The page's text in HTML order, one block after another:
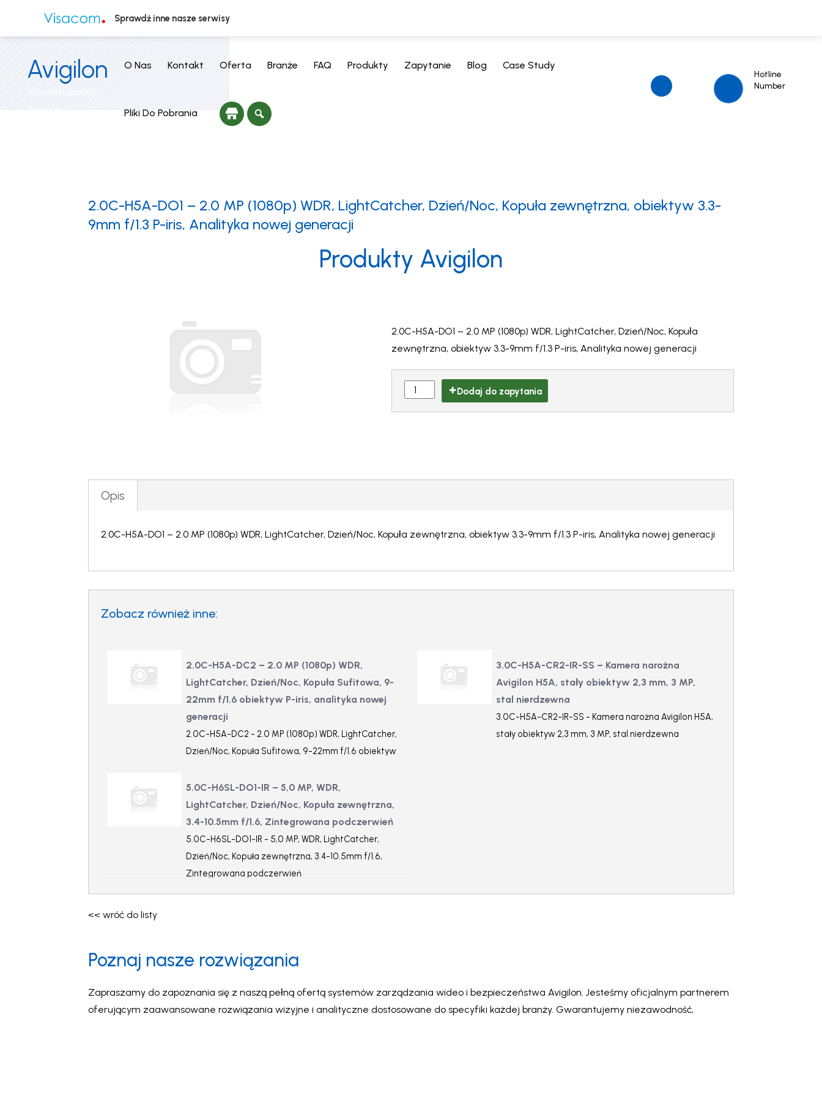
Avigilon
Visacom partner
Avigilon
O Nas Kontakt Oferta Branże FAQ Produkty Zapytanie Blog Case Study
Pliki Do Pobrania
Hotline
Number
2.0C-H5A-DO1 – 2.0 MP (1080p) WDR, LightCatcher, Dzień/Noc, Kopuła zewnętrzna, obiektyw 3.3-
9mm f/1.3 P-iris, Analityka nowej generacji
Produkty Avigilon
2.0C-H5A-DO1 – 2.0 MP (1080p) WDR, LightCatcher, Dzień/Noc, Kopuła
zewnętrzna, obiektyw 3.3-9mm f/1.3 P-iris, Analityka nowej generacji
Dodaj do zapytania
Opis
2.0C-H5A-DO1 – 2.0 MP (1080p) WDR, LightCatcher, Dzień/Noc, Kopuła zewnętrzna, obiektyw 3.3-9mm f/1.3 P-iris, Analityka nowej generacji
Zobacz również inne:
2.0C-H5A-DC2 – 2.0 MP (1080p) WDR,
LightCatcher, Dzień/Noc, Kopuła Sufitowa, 9-
22mm f/1.6 obiektyw P-iris, analityka nowej
generacji
2.0C-H5A-DC2 - 2.0 MP (1080p) WDR, LightCatcher,
Dzień/Noc, Kopuła Sufitowa, 9-22mm f/1.6 obiektyw
3.0C-H5A-CR2-IR-SS – Kamera narożna
Avigilon H5A, stały obiektyw 2,3 mm, 3 MP,
stal nierdzewna
3.0C-H5A-CR2-IR-SS - Kamera narożna Avigilon H5A,
stały obiektyw 2,3 mm, 3 MP, stal nierdzewna
5.0C-H6SL-DO1-IR – 5,0 MP, WDR,
LightCatcher, Dzień/Noc, Kopuła zewnętrzna,
3.4-10.5mm f/1.6, Zintegrowana podczerwień
5.0C-H6SL-DO1-IR - 5,0 MP, WDR, LightCatcher,
Dzień/Noc, Kopuła zewnętrzna, 3.4-10.5mm f/1.6,
Zintegrowana podczerwień
<< wróć do listy
Poznaj nasze rozwiązania
Zapraszamy do zapoznania się z naszą pełną ofertą systemów zarządzania wideo i bezpieczeństwa Avigilon. Jesteśmy oficjalnym partnerem
oferującym zaawansowane rozwiązania wizyjne i analityczne dostosowane do specyfiki każdej branży. Gwarantujemy niezawodność,
Sprawdź inne nasze serwisy